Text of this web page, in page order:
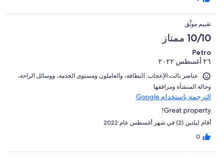
تقييم موثَّق
10/10 ممتاز
Petro
٢٦ أغسطس ٢٠٢٢
عناصر نالت الإعجاب: ⁦النظافة⁩، و⁦العاملون ومستوى الخدمة⁩، و⁦وسائل الراحة⁩،
و⁦حالة المنشأة ومرافقها⁩
الترجمة باستخدام Google
Great property!
أقام ليلتين (2) في شهر أغسطس عام 2022
0